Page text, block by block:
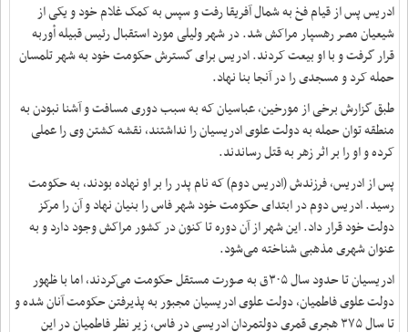
ادریس پس از قیام فخ به شمال آفریقا رفت و سپس به کمک غلام خود و یکی از
شیعیان مصر رهسپار مراکش شد. در شهر ولیلی مورد استقبال رئیس قبیله أوربه
قرار گرفت و با او بیعت کردند. ادریس برای گسترش حکومت خود به شهر تلمسان
حمله کرد و مسجدی را در آنجا بنا نهاد.
طبق گزارش برخی از مورخین، عباسیان که به سبب دوری مسافت و آشنا نبودن به
منطقه توان حمله به دولت علوی ادریسیان را نداشتند، نقشه کشتن وی را عملی
کرده و او را بر اثر زهر به قتل رساندند.
پس از ادریس، فرزندش (ادریس دوم) که نام پدر را بر او نهاده بودند، به حکومت
رسید. ادریس دوم در ابتدای حکومت خود شهر فاس را بنیان نهاد و آن را مرکز
دولت خود قرار داد. این شهر از آن دوره تا کنون در کشور مراکش وجود دارد و به
عنوان شهری مذهبی شناخته می‌شود.
ادریسیان تا حدود سال ۳۰۵ق به صورت مستقل حکومت می‌کردند، اما با ظهور
دولت علوی فاطمیان، دولت علوی ادریسیان مجبور به پذیرفتن حکومت آنان شده و
تا سال ۳۷۵ هجری قمری دولتمردان ادریسی در فاس، زیر نظر فاطمیان در این